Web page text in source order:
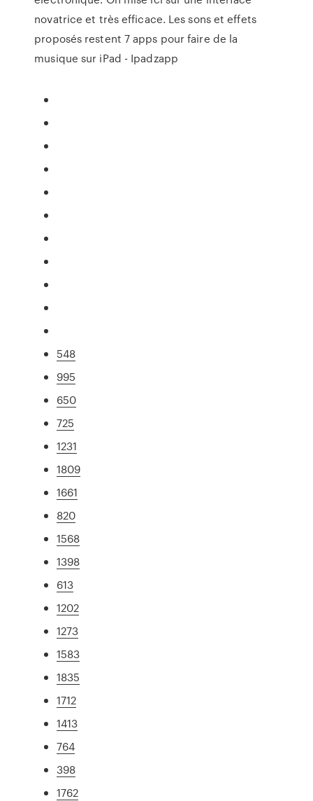
novatrice et très efficace. Les sons et effets
proposés restent 7 apps pour faire de la
musique sur iPad - Ipadzapp
548
995
650
725
1231
1809
1661
820
1568
1398
613
1202
1273
1583
1835
1712
1413
764
398
1762